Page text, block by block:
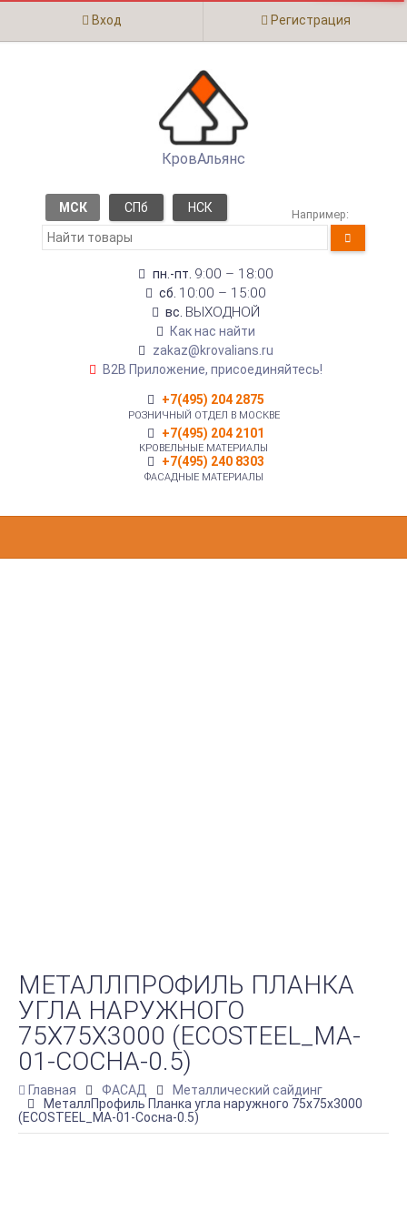
Вход Регистрация
КровАльянс
МСК СПб НСК Например:
пн.-пт. 9:00 – 18:00
сб. 10:00 – 15:00
вс. ВЫХОДНОЙ
Как нас найти
zakaz@krovalians.ru
B2B Приложение, присоединяйтесь!
+7(495) 204 2875
РОЗНИЧНЫЙ ОТДЕЛ В МОСКВЕ
+7(495) 204 2101
КРОВЕЛЬНЫЕ МАТЕРИАЛЫ
+7(495) 240 8303
ФАСАДНЫЕ МАТЕРИАЛЫ
МЕТАЛЛПРОФИЛЬ ПЛАНКА
УГЛА НАРУЖНОГО
75Х75Х3000 (ECOSTEEL_MA-
01-СОСНА-0.5)
Главная ФАСАД
Металлический сайдинг
МеталлПрофиль Планка угла наружного 75х75х3000
(ECOSTEEL_MA-01-Сосна-0.5)